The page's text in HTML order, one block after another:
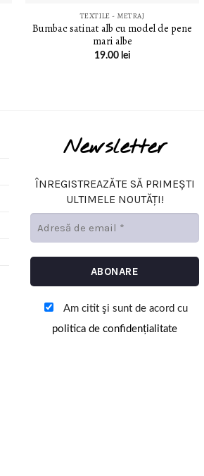
TEXTILE - METRAJ
Bumbac satinat alb cu model de pene
mari albe
19.00 lei
Newsletter
ÎNREGISTREAZĂTE SĂ PRIMEȘTI
ULTIMELE NOUTĂȚI!
Am citit şi sunt de acord cu
politica de confidențialitate